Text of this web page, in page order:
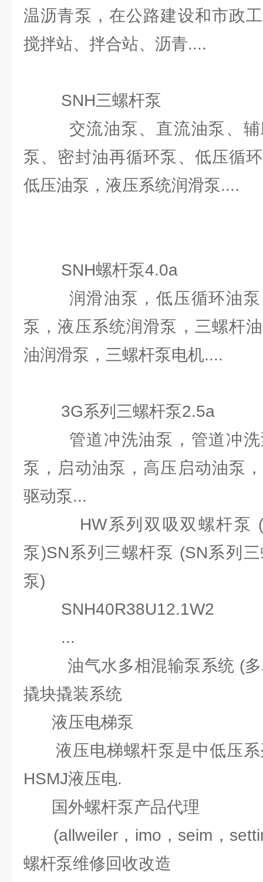
温沥青泵，在公路建设和市政
搅拌站、拌合站、沥青....
SNH三螺杆泵
交流油泵、直流油泵、辅
泵、密封油再循环泵、低压循
低压油泵，液压系统润滑泵....
SNH螺杆泵4.0a
润滑油泵，低压循环油泵
泵，液压系统润滑泵，三螺杆
油润滑泵，三螺杆泵电机....
3G系列三螺杆泵2.5a
管道冲洗油泵，管道冲洗
泵，启动油泵，高压启动油泵
驱动泵...
HW系列双吸双螺杆泵
泵)SN系列三螺杆泵 (SN系列
泵)
SNH40R38U12.1W2
...
油气水多相混输泵系统 (多
撬块撬装系统
液压电梯泵
液压电梯螺杆泵是中低压系
HSMJ液压电.
国外螺杆泵产品代理
(allweiler，imo，seim，
螺杆泵维修回收改造